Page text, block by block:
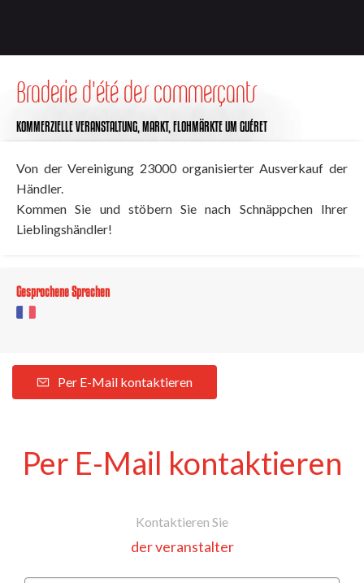
Braderie d'été des commerçants
KOMMERZIELLE VERANSTALTUNG,MARKT,FLOHMÄRKTEUM GUÉRET
Von der Vereinigung 23000 organisierter Ausverkauf der
Händler.
Kommen Sie und stöbern Sie nach Schnäppchen Ihrer
Lieblingshändler!
Gesprochene Sprachen
Per E-Mail kontaktieren
Per E-Mail kontaktieren
Kontaktieren Sie
der veranstalter